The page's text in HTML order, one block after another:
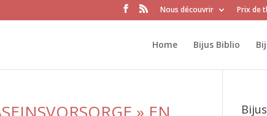
Nous découvrir Prix de
Home Bijus Biblio